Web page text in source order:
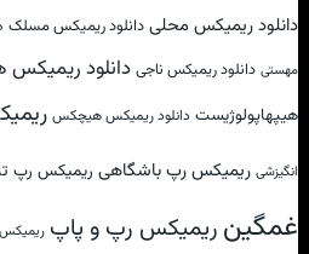
دانلود ریمیکس محلی دانلود ریمیکس مسلک
مهستی دانلود ریمیکس ناجی دانلود ریمیکس
هیپهاپولوژیست دانلود ریمیکس هیچکس
انگیزشی ریمیکس رپ باشگاهی ریمیکس رپ
غمگین ریمیکس رپ و پاپ